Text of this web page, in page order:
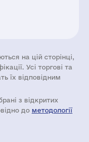
на цій сторінці,
Усі торгові та
їх відповідним
з відкритих
до методології